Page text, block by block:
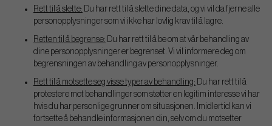
Rett til å slette: Du har rett til å slette dine data, og vi vil da fjerne alle
personopplysninger som vi ikke har lovlig krav til å lagre.
Retten til å begrense: Du har rett til å be om at vår behandling av
dine personopplysninger er begrenset. Vi vil informere deg om
begrensningen av behandling av personopplysninger.
Rett til å motsette seg visse typer av behandling: Du har rett til å
protestere mot behandlinger som støtter en legitim interesse vi har
hvis du har personlige grunner om situasjonen. Imidlertid kan vi
fortsette å behandle informasjonen din, selv om du motsetter